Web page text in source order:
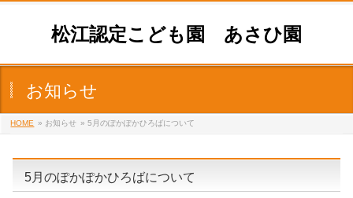
松江認定こども園 あさひ園
お知らせ
HOME » お知らせ » 5月のぽかぽかひろばについて
5月のぽかぽかひろばについて